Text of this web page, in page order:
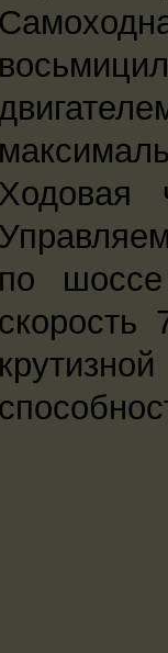
Ходовая
по шоссе
скорость